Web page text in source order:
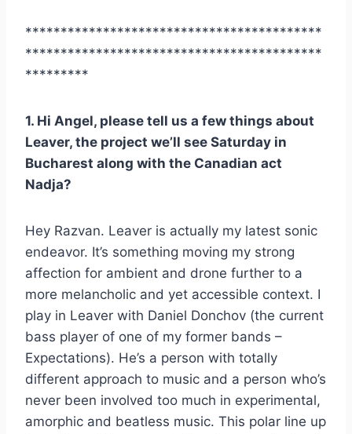
******************************************
******************************************
*********
1. Hi Angel, please tell us a few things about
Leaver, the project we’ll see Saturday in
Bucharest along with the Canadian act
Nadja?
Hey Razvan. Leaver is actually my latest sonic
endeavor. It’s something moving my strong
affection for ambient and drone further to a
more melancholic and yet accessible context. I
play in Leaver with Daniel Donchov (the current
bass player of one of my former bands –
Expectations). He’s a person with totally
different approach to music and a person who’s
never been involved too much in experimental,
amorphic and beatless music. This polar line up